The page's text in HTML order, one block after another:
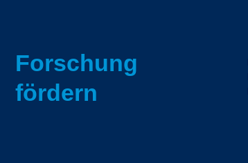
Forschung
fördern